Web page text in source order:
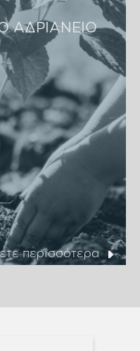
ΑΔΡΙΑΝΕΙΟ
περισσότερα